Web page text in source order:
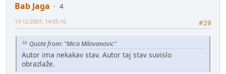
Bab Jaga
4
#29
19-12-2007, 14:05:16
Quote from: "Mica Milovanovic"
Autor ima nekakav stav. Autor taj stav suvislo
obrazlaže.